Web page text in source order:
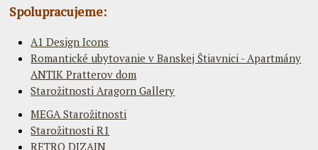
Spolupracujeme:
A1 Design Icons
Romantické ubytovanie v Banskej Štiavnici - Apartmány
ANTIK Pratterov dom
Starožitnosti Aragorn Gallery
MEGA Starožitnosti
Starožitnosti R1
RETRO DIZAJN